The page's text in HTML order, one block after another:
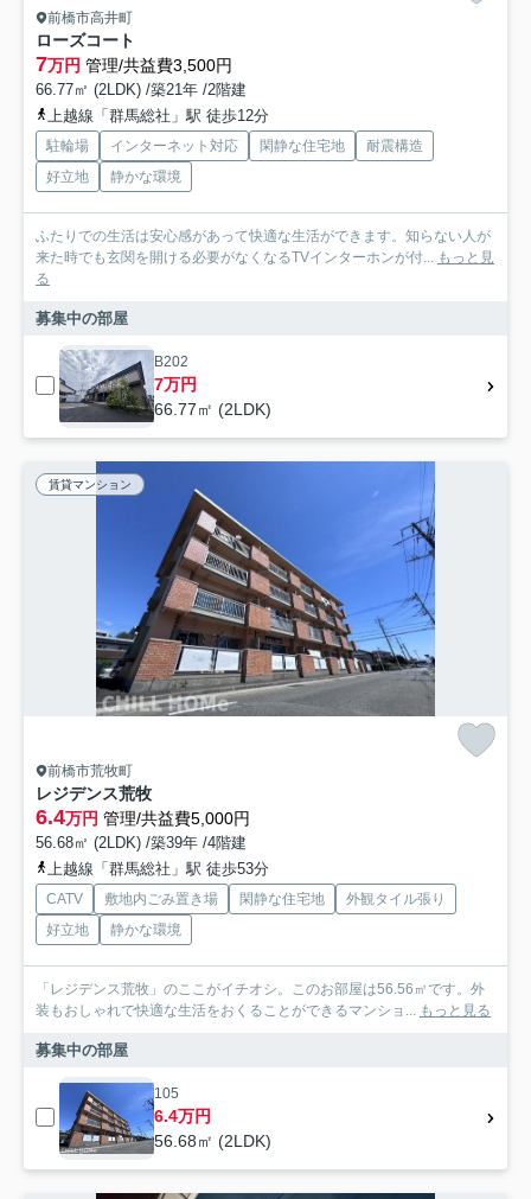
前橋市高井町
ローズコート
7万円 管理/共益費3,500円
66.77㎡ (2LDK) /築21年 /2階建
上越線「群馬総社」駅 徒歩12分
駐輪場 インターネット対応 閑静な住宅地
耐震構造
好立地
静かな環境
ふたりでの生活は安心感があって快適な生活ができます。知らない人が
来た時でも玄関を開ける必要がなくなるTVインターホンが付...
もっと見
る
募集中の部屋
B202
7万円
66.77㎡ (2LDK)
賃貸マンション
前橋市荒牧町
レジデンス荒牧
6.4万円 管理/共益費5,000円
56.68㎡ (2LDK) /築39年 /4階建
上越線「群馬総社」駅 徒歩53分
CATV 敷地内ごみ置き場 閑静な住宅地
外観タイル張り
好立地
静かな環境
「レジデンス荒牧」のここがイチオシ。このお部屋は56.56㎡です。外
装もおしゃれで快適な生活をおくることができるマンショ...
もっと見る
募集中の部屋
105
6.4万円
56.68㎡ (2LDK)